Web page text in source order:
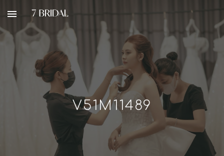
Skip to main content Skip to navigation
V51M11489